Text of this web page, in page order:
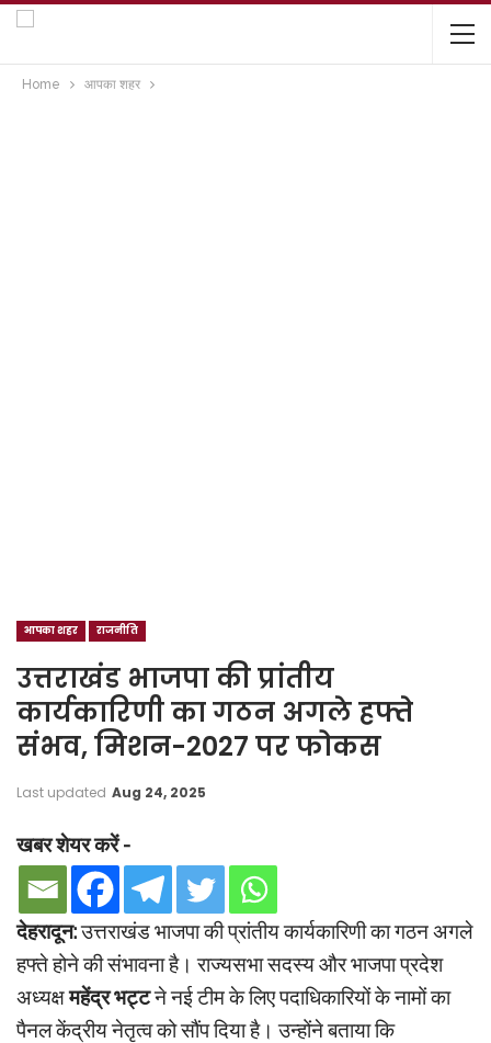
Home आपका शहर
आपका शहर राजनीति
उत्तराखंड भाजपा की प्रांतीय
कार्यकारिणी का गठन अगले हफ्ते
संभव, मिशन-2027 पर फोकस
Last updated Aug 24, 2025
खबर शेयर करें -
देहरादून:उत्तराखंड भाजपा की प्रांतीय कार्यकारिणी का गठन अगले
हफ्ते होने की संभावना है। राज्यसभा सदस्य और भाजपा प्रदेश
अध्यक्षमहेंद्र भट्टने नई टीम के लिए पदाधिकारियों के नामों का
पैनल केंद्रीय नेतृत्व को सौंप दिया है। उन्होंने बताया कि